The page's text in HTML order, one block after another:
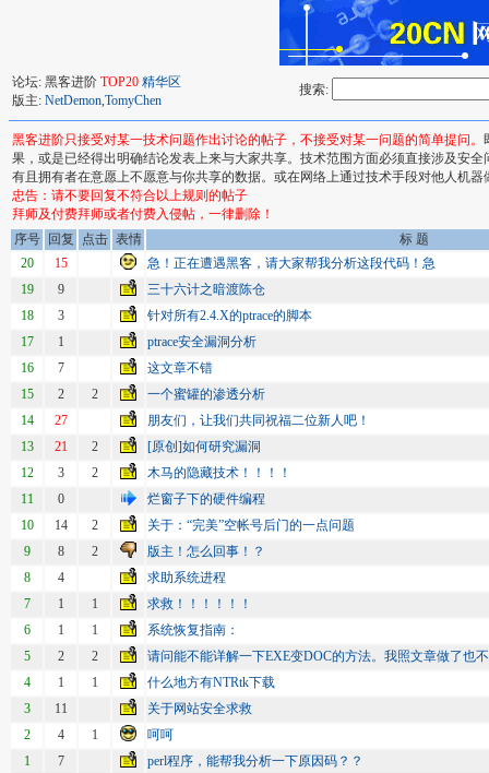
论坛: 黑客进阶 TOP20 精华区
版主: NetDemon,TomyChen
搜索:
黑客进阶只接受对某一技术问题作出讨论的帖子，不接受对某一问题的简单提问。
果，或是已经得出明确结论发表上来与大家共享。技术范围方面必须直接涉及安
有且拥有者在意愿上不愿意与你共享的数据。或在网络上通过技术手段对他人机
忠告：请不要回复不符合以上规则的帖子
拜师及付费拜师或者付费入侵帖，一律删除！
序号
回复 点击 表情
标 题
20
15
急！正在遭遇黑客，请大家帮我分析这段代码！急
19
9
三十六计之暗渡陈仓
18
3
针对所有2.4.X的ptrace的脚本
17
1
ptrace安全漏洞分析
16
7
这文章不错
15
2 2
一个蜜罐的渗透分析
14
27
朋友们，让我们共同祝福二位新人吧！
13
21 2
[原创]如何研究漏洞
12
3 2
木马的隐藏技术！！！！
11
0
烂窗子下的硬件编程
10
14 2
关于：“完美”空帐号后门的一点问题
9
8 2
版主！怎么回事！？
8
4
求助系统进程
7
1 1
求救！！！！！！
6
1 1
系统恢复指南：
5
2 2
请问能不能详解一下EXE变DOC的方法。我照文章做了也
4
1 1
什么地方有NTRtk下载
3
11
关于网站安全求救
2
4 1
呵呵
1
7 perl程序，能帮我分析一下原因码？？